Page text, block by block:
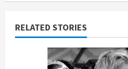
RELATED STORIES